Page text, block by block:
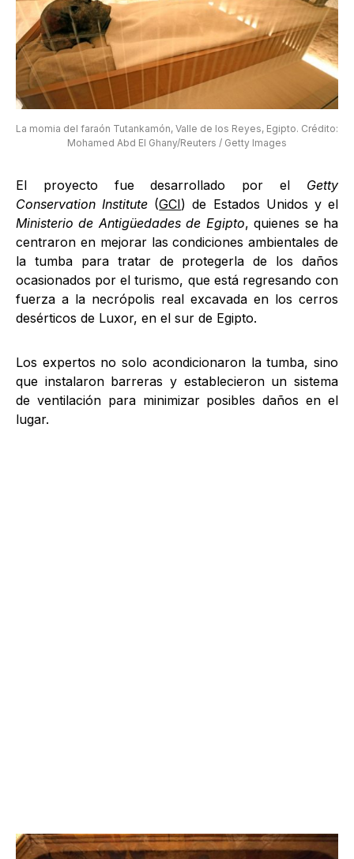
La momia del faraón Tutankamón, Valle de los Reyes, Egipto. Crédito:
Mohamed Abd El Ghany/Reuters / Getty Images
El proyecto fue desarrollado por el Getty
Conservation Institute (GCI) de Estados Unidos y el
Ministerio de Antigüedades de Egipto, quienes se ha
centraron en mejorar las condiciones ambientales de
la tumba para tratar de protegerla de los daños
ocasionados por el turismo, que está regresando con
fuerza a la necrópolis real excavada en los cerros
desérticos de Luxor, en el sur de Egipto.
Los expertos no solo acondicionaron la tumba, sino
que instalaron barreras y establecieron un sistema
de ventilación para minimizar posibles daños en el
lugar.